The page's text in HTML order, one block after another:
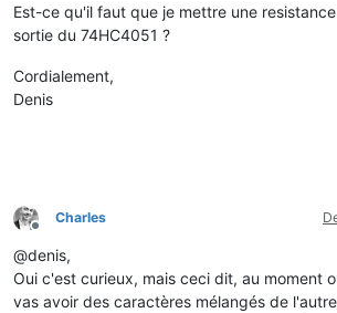
Est-ce qu'il faut que je mettre une
sortie du 74HC4051 ?
Cordialement,
Denis
Offline
Charles
@denis,
Oui c'est curieux, mais ceci dit, au moment
vas avoir des caractères mélangés de